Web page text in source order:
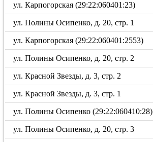
ул. Карпогорская (29:22:060401:23)
ул. Полины Осипенко, д. 20, стр. 1
ул. Карпогорская (29:22:060401:2553)
ул. Полины Осипенко, д. 20, стр. 2
ул. Красной Звезды, д. 3, стр. 2
ул. Красной Звезды, д. 3, стр. 1
ул. Полины Осипенко (29:22:060410:28)
ул. Полины Осипенко, д. 20, стр. 3